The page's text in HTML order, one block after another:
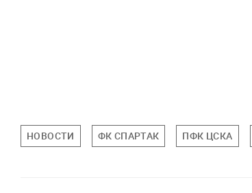
НОВОСТИ ФК СПАРТАК ПФК ЦСКА